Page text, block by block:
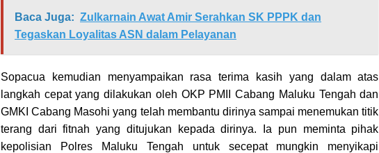
Baca Juga: Zulkarnain Awat Amir Serahkan SK PPPK dan
Tegaskan Loyalitas ASN dalam Pelayanan
Sopacua kemudian menyampaikan rasa terima kasih yang dalam atas
langkah cepat yang dilakukan oleh OKP PMII Cabang Maluku Tengah dan
GMKI Cabang Masohi yang telah membantu dirinya sampai menemukan titik
terang dari fitnah yang ditujukan kepada dirinya. Ia pun meminta pihak
kepolisian Polres Maluku Tengah untuk secepat mungkin menyikapi